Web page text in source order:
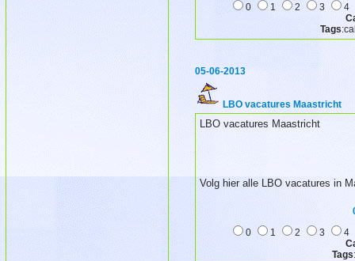
0
1 2 3
4
Tags
05-06-2013
LBO vacatures Maastricht
LBO vacatures Maastricht
Volg hier alle LBO vacatures in
0
1 2 3
4
Tags